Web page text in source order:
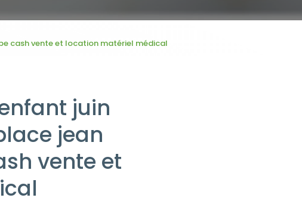
cash vente et location matériel médical
juin
jean
vente et